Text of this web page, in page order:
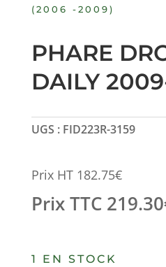
(2006 -2009)
PHARE
DAILY
UGS : FID223R-3159
Prix HT 182.75€
Prix TTC 219.30
1 EN STOCK